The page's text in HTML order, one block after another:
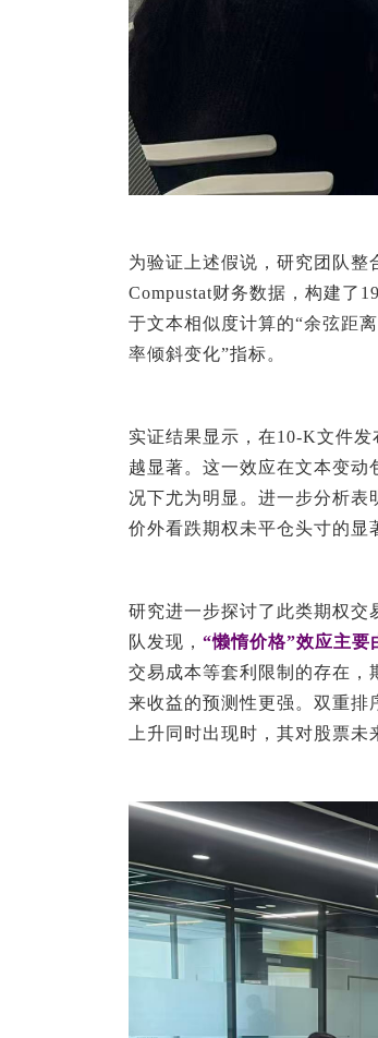
为验证上述假说，研究团队整
Compustat财务数据，构建了
于文本相似度计算的“余弦距
率倾斜变化”指标。
实证结果显示，在10-K文件
越显著。这一效应在文本变
况下尤为明显。进一步分析
价外看跌期权未平仓头寸的显
研究进一步探讨了此类期权交
队发现， “懒惰价格”效应主要
交易成本等套利限制的存在，
来收益的预测性更强。双重排
上升同时出现时，其对股票